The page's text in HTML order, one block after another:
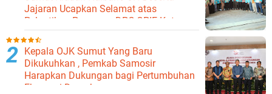
Jajaran Ucapkan Selamat atas
Pelantikan Pengurus DPC GPIE Kota
Binjai
Kepala OJK Sumut Yang Baru
Dikukuhkan , Pemkab Samosir
Harapkan Dukungan bagi Pertumbuhan
Ekonomi Daerah